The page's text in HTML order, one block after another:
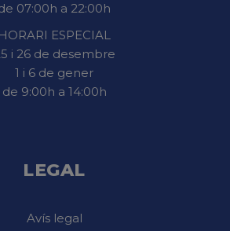
07:00h a 22:00h
HORARI ESPECIAL
i 26 de desembre
1 i 6 de gener
de 9:00h a 14:00h
LEGAL
Avís legal